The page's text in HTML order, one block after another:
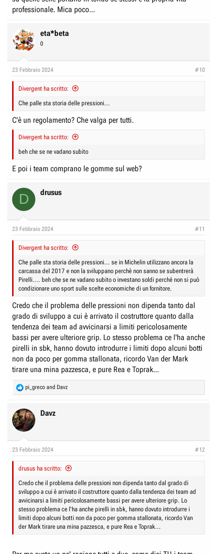
professionale. Mica poco...
eta*beta
0
23 Febbraio 2024 #10
Divergent ha scritto:
Che palle sta storia delle pressioni...
C'è un regolamento? Che valga per tutti.
Divergent ha scritto:
beh che se ne vadano subito
E poi i team comprano le gomme sul web?
D drusus
23 Febbraio 2024 #11
Divergent ha scritto:
Che palle sta storia delle pressioni... se in Michelin utilizzano ancora la
carcassa del 2017 e non la sviluppano perchè non sanno se subentrerà
Pirelli.... beh che se ne vadano subito o investano soldi perchè non si può
condizionare uno sport sulle scelte economiche di un fornitore.
Credo che il problema delle pressioni non dipenda tanto dal
grado di sviluppo a cui è arrivato il costruttore quanto dalla
tendenza dei team ad avvicinarsi a limiti pericolosamente
bassi per avere ulteriore grip. Lo stesso problema ce l'ha anche
pirelli in sbk, hanno dovuto introdurre i limiti dopo alcuni botti
non da poco per gomma stallonata, ricordo Van der Mark
tirare una mina pazzesca, e pure Rea e Toprak...
R
e
c
t
i
s
pi_greco and Davz
Davz
23 Febbraio 2024 #12
drusus ha scritto:
Credo che il problema delle pressioni non dipenda tanto dal grado di
sviluppo a cui è arrivato il costruttore quanto dalla tendenza dei team ad
avvicinarsi a limiti pericolosamente bassi per avere ulteriore grip. Lo
stesso problema ce l'ha anche pirelli in sbk, hanno dovuto introdurre i
limiti dopo alcuni botti non da poco per gomma stallonata, ricordo Van
der Mark tirare una mina pazzesca, e pure Rea e Toprak...